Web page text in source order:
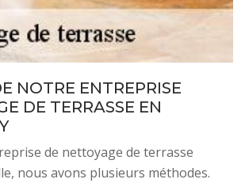
NOTRE ENTREPRISE
DE TERRASSE EN
de nettoyage de terrasse
nous avons plusieurs méthodes.